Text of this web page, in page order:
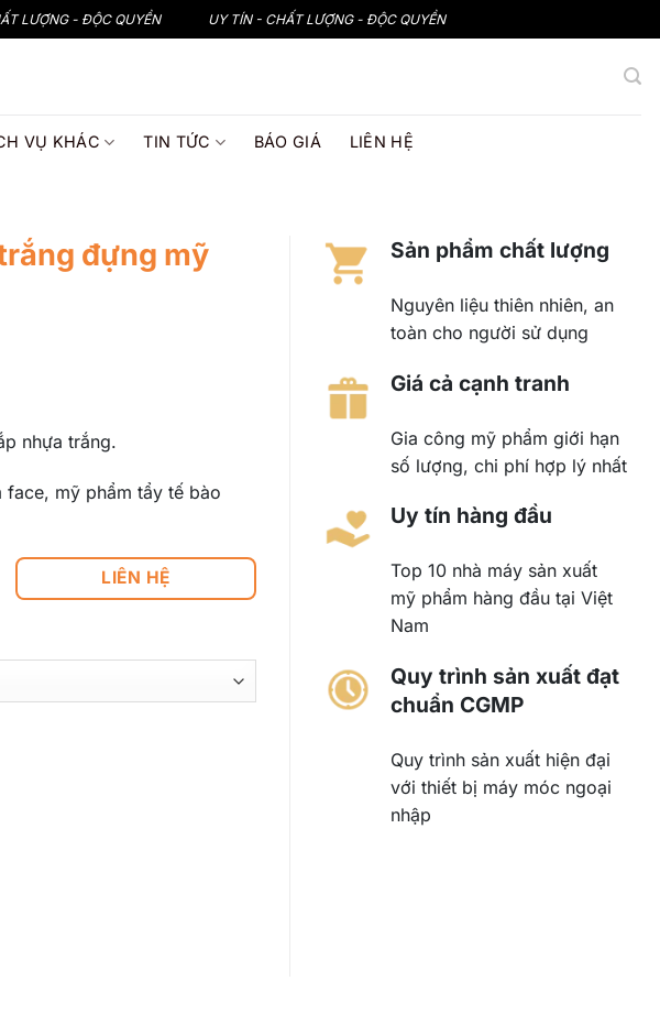
LƯỢNG - ĐỘC QUYỀN UY TÍN - CHẤT LƯỢNG - ĐỘC QUYỀN
VỤ KHÁC TIN TỨC BÁO GIÁ LIÊN HỆ
Sản phẩm chất lượng
Nguyên liệu thiên nhiên, an
toàn cho người sử dụng
Giá cả cạnh tranh
Gia công mỹ phẩm giới hạn
số lượng, chi phí hợp lý nhất
Uy tín hàng đầu
Top 10 nhà máy sản xuất
mỹ phẩm hàng đầu tại Việt
Nam
Quy trình sản xuất đạt
chuẩn CGMP
Quy trình sản xuất hiện đại
với thiết bị máy móc ngoại
nhập
đựng mỹ
nhựa trắng.
face, mỹ phẩm tẩy tế bào
LIÊN HỆ